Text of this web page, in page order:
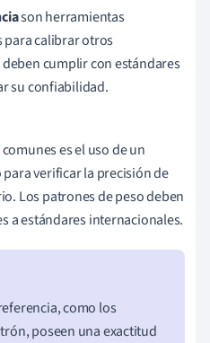
son herramientas
para calibrar otros
cumplir con estándares
su confiabilidad.
es el uso de un
verificar la precisión de
Los patrones de peso deben
a estándares internacionales.
como los
poseen una exactitud